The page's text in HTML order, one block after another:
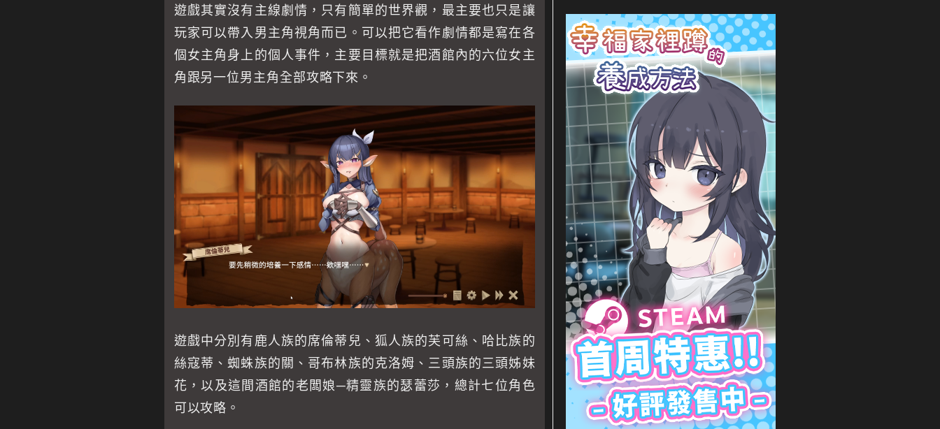
遊戲其實沒有主線劇情，只有簡單的世界觀，最主要也只是讓
玩家可以帶入男主角視角而已。可以把它看作劇情都是寫在各
個女主角身上的個人事件，主要目標就是把酒館內的六位女主
角跟另一位男主角全部攻略下來。
遊戲中分別有鹿人族的席倫蒂兒、狐人族的芙可絲、哈比族的
絲寇蒂、蜘蛛族的關、哥布林族的克洛姆、三頭族的三頭姊妹
花，以及這間酒館的老闆娘─精靈族的瑟蕾莎，總計七位角色
可以攻略。